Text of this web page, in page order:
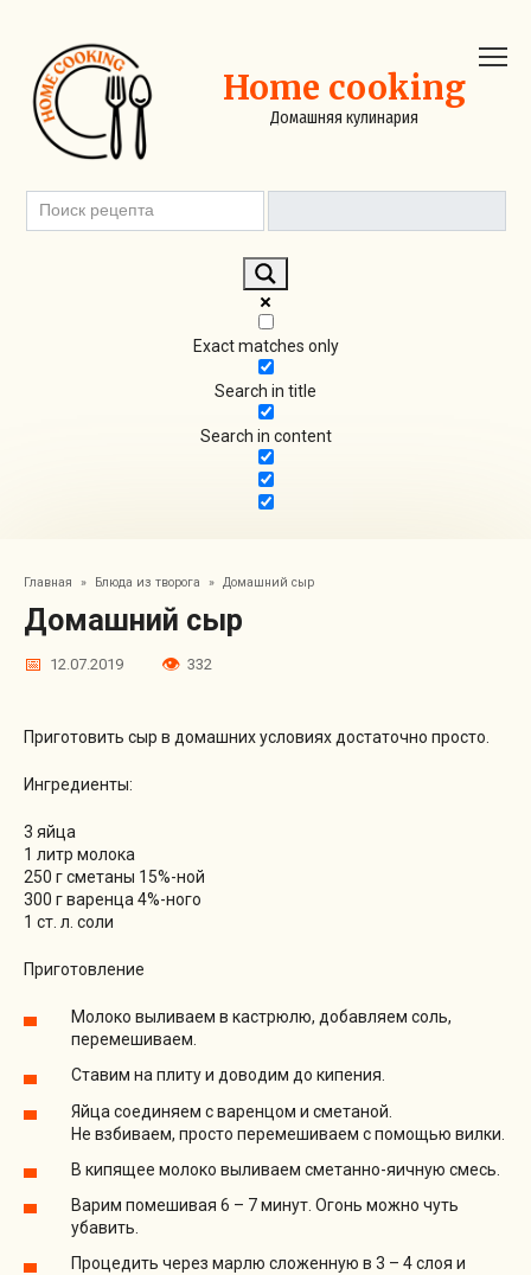
контенту
Home cooking
Домашняя кулинария
Exact matches only
Search in title
Search in content
Главная » Блюда из творога » Домашний сыр
Домашний сыр
12.07.2019 332
Приготовить сыр в домашних условиях достаточно просто.
Ингредиенты:
3 яйца
1 литр молока
250 г сметаны 15%-ной
300 г варенца 4%-ного
1 ст. л. соли
Приготовление
Молоко выливаем в кастрюлю, добавляем соль,
перемешиваем.
Ставим на плиту и доводим до кипения.
Яйца соединяем с варенцом и сметаной.
Не взбиваем, просто перемешиваем с помощью вилки.
В кипящее молоко выливаем сметанно-яичную смесь.
Варим помешивая 6 – 7 минут. Огонь можно чуть
убавить.
Процедить через марлю сложенную в 3 – 4 слоя и